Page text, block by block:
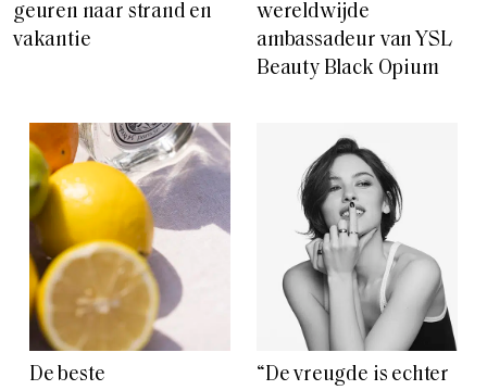
geuren naar strand en
vakantie
wereldwijde
ambassadeur van YSL
Beauty Black Opium
De beste
“De vreugde is echter